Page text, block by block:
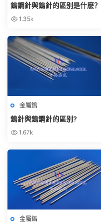
鎢鋼針與鎢針的區别是什麽？
1.35k
金屬鎢
鎢針與鎢鋼針的區别?
1.67k
金屬鎢